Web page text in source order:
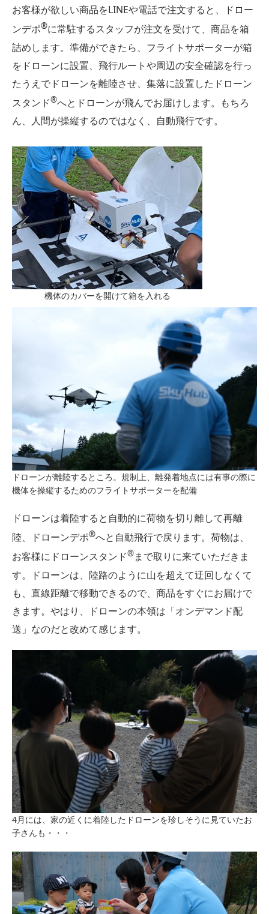
お客様が欲しい商品をLINEや電話で注文すると、ドロー
ンデポ®︎に常駐するスタッフが注文を受けて、商品を箱
詰めします。準備ができたら、フライトサポーターが箱
をドローンに設置、飛行ルートや周辺の安全確認を行っ
たうえでドローンを離陸させ、集落に設置したドローン
スタンド®︎へとドローンが飛んでお届けします。もちろ
ん、人間が操縦するのではなく、自動飛行です。
機体のカバーを開けて箱を入れる
ドローンが離陸するところ。規制上、離発着地点には有事の際に
機体を操縦するためのフライトサポーターを配備
ドローンは着陸すると自動的に荷物を切り離して再離
陸、ドローンデポ®︎へと自動飛行で戻ります。荷物は、
お客様にドローンスタンド®︎まで取りに来ていただきま
す。ドローンは、陸路のように山を超えて迂回しなくて
も、直線距離で移動できるので、商品をすぐにお届けで
きます。やはり、ドローンの本領は「オンデマンド配
送」なのだと改めて感じます。
4月には、家の近くに着陸したドローンを珍しそうに見ていたお
子さんも・・・